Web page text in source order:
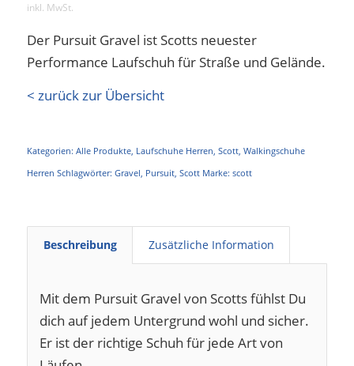
inkl. MwSt.
Der Pursuit Gravel ist Scotts neuester
Performance Laufschuh für Straße und Gelände.
< zurück zur Übersicht
Kategorien: Alle Produkte, Laufschuhe Herren, Scott, Walkingschuhe
Herren Schlagwörter: Gravel, Pursuit, Scott Marke: scott
Beschreibung Zusätzliche Information
Mit dem Pursuit Gravel von Scotts fühlst Du
dich auf jedem Untergrund wohl und sicher.
Er ist der richtige Schuh für jede Art von